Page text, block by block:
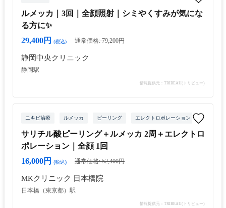
ルメッカ｜3回｜全顔照射｜シミやくすみが気にな
る方に✨
29,400円
(税込) 通常価格: 79,200円
静岡中央クリニック
静岡駅
情報提供元：TRIBEAU(トリビュー)
ニキビ治療 ルメッカ ピーリング エレクトロポレーション
サリチル酸ピーリング＋ルメッカ 2周＋エレクトロ
ポレーション｜全顔 1回
16,000円
(税込) 通常価格: 52,400円
MKクリニック 日本橋院
日本橋（東京都）駅
情報提供元：TRIBEAU(トリビュー)